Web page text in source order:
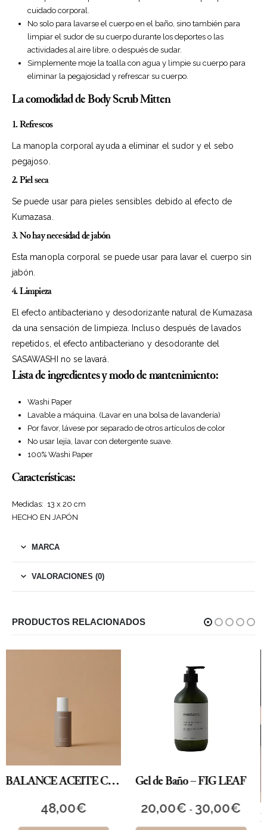
cuidado corporal.
No solo para lavarse el cuerpo en el baño, sino también para
limpiar el sudor de su cuerpo durante los deportes o las
actividades al aire libre, o después de sudar.
Simplemente moje la toalla con agua y limpie su cuerpo para
eliminar la pegajosidad y refrescar su cuerpo.
La comodidad de Body Scrub Mitten
1. Refrescos
La manopla corporal ayuda a eliminar el sudor y el sebo
pegajoso.
2. Piel seca
Se puede usar para pieles sensibles debido al efecto de
Kumazasa.
3. No hay necesidad de jabón
Esta manopla corporal se puede usar para lavar el cuerpo sin
jabón.
4. Limpieza
El efecto antibacteriano y desodorizante natural de Kumazasa
da una sensación de limpieza. Incluso después de lavados
repetidos, el efecto antibacteriano y desodorante del
SASAWASHI no se lavará.
Lista de ingredientes y modo de mantenimiento:
Washi Paper
Lavable a máquina. (Lavar en una bolsa de lavandería)
Por favor, lávese por separado de otros artículos de color
No usar lejía, lavar con detergente suave.
100% Washi Paper
Características:
Medidas: 13 x 20 cm
HECHO EN JAPÓN
MARCA
VALORACIONES (0)
PRODUCTOS RELACIONADOS
Gel de Baño – FIG LEAF
20,00€ - 30,00